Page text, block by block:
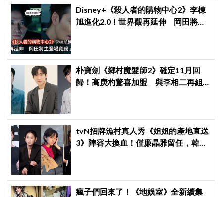
Disney+《殺人者的購物中心2》李棟
旭進化2.0！世界觀再延伸 岡田將生
朴寶劍《鄉村魔髮師2》確定11月回
歸！高庚杓驚喜加盟 與李相二再組
tvN招牌漁村真人秀《姐姐的產地直送
3》陣容大換血！僅廉晶雅留任，韓媒
瘋子們回來了！《地娛室》全新續集